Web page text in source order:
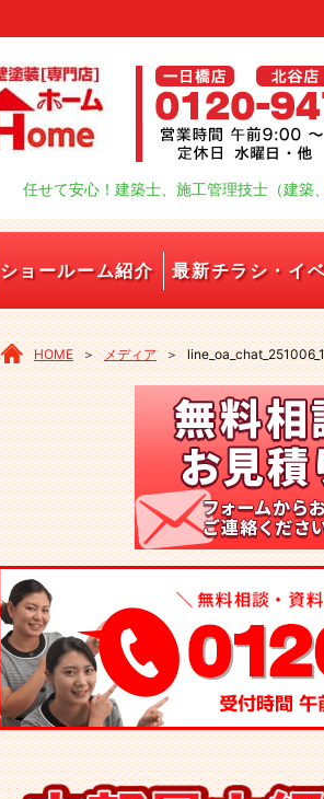
任せて安心！建築士、施工管理技士（建築
ショールーム紹介 最新チラシ・イ
HOME ＞ メディア ＞